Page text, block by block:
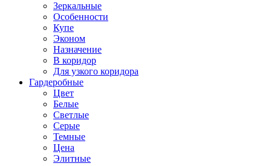
Зеркальные
Особенности
Купе
Эконом
Назначение
В коридор
Для узкого коридора
Гардеробные
Цвет
Белые
Светлые
Серые
Темные
Цена
Элитные